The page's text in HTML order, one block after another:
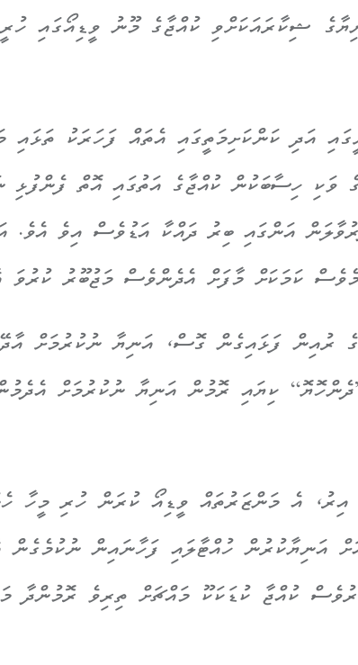
ޝިކާރައަކަށްވި ކުއްޖާގެ މޫނު ވީޑިއޯގައި ހުރީ
އަދި ކަންކަށިމަތީގައި އެތައް ފަހަރަކު ތަޅައި
ވަކި ހިސާބަކުން ކުއްޖާގެ އަތުގައި އޮތް ފެންފުޅި
އަންގައި ބިރު ދައްކާ އަޑުވެސް އިވެ އެވެ.
ކަމަކަށް މާފަށް އެދެންވެސް މަޖުބޫރު ކުރުވަ
ރުއިން ފަޅައިގެން ގޮސް، އަނިޔާ ނުކުރުމަށް
ކިޔައި ރޮމުން އަނިޔާ ނުކުރުމަށް
އެ މަންޒަރުތައް ވީޑިއޯ ކުރަން ހުރި މީހާ
އަނިޔާކުރުން ހުއްޓާލައި ފަހާނައިން ނުކުމެގެން
ކުއްޖާ ކުޑަކަކޫ މައްޗަށް ތިރިވެ ރޮމުންދާ